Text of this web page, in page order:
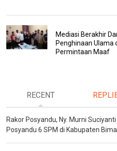
Mediasi Berakhir
Penghinaan Ulama
Permintaan Maaf
RECENT
Rakor Posyandu, Ny. Murni
Posyandu 6 SPM di Kabupaten Bima